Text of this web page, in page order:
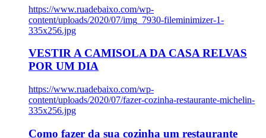
https://www.ruadebaixo.com/wp-
content/uploads/2020/07/img_7930-fileminimizer-1-
335x256.jpg
VESTIR A CAMISOLA DA CASA RELVAS
POR UM DIA
https://www.ruadebaixo.com/wp-
content/uploads/2020/07/fazer-cozinha-restaurante-michelin-
335x256.jpg
Como fazer da sua cozinha um restaurante